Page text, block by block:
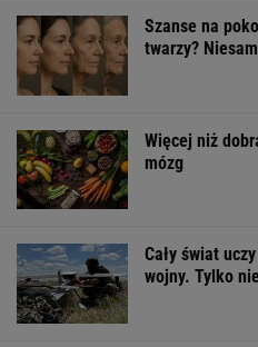
Szanse na
twarzy?
Więcej niż
mózg
Cały świat
wojny. Tylko